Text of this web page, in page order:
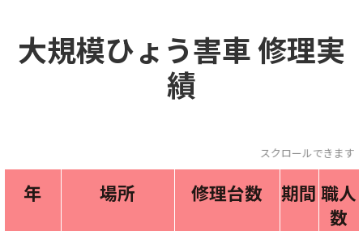
大規模ひょう害車修理実
績
スクロールできます
年 場所 修理台数 期間 職人
数